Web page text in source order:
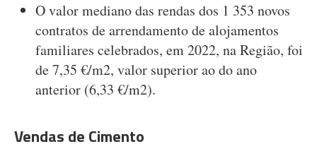
O valor mediano das rendas dos 1 353 novos
contratos de arrendamento de alojamentos
familiares celebrados, em 2022, na Região, foi
de 7,35 €/m2, valor superior ao do ano
anterior (6,33 €/m2).
Vendas de Cimento